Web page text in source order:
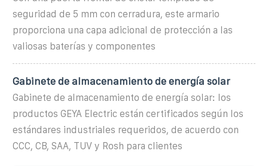
seguridad de 5 mm con cerradura, este armario
proporciona una capa adicional de protección a las
valiosas baterías y componentes
Gabinete de almacenamiento de energía solar
Gabinete de almacenamiento de energía solar: los
productos GEYA Electric están certificados según los
estándares industriales requeridos, de acuerdo con
CCC, CB, SAA, TUV y Rosh para clientes